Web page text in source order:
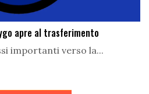
apre al trasferimento
importanti verso la...